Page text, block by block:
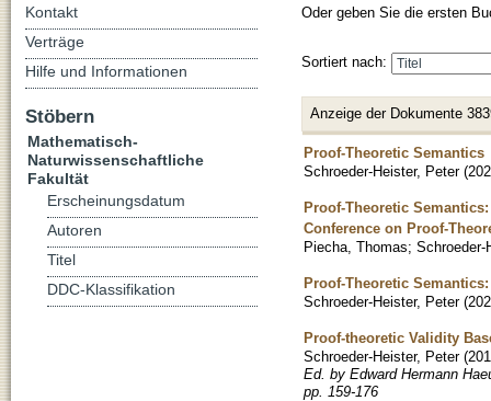
Oder geben Sie die ersten
Sortiert nach:
Anzeige der Dokumente
Proof-Theoretic Semantics
Schroeder-Heister, Peter (
Proof-Theoretic
Conference on Proof-
Piecha, Thomas; Schroeder-
Proof-Theoretic
Schroeder-Heister, Peter (
Proof-theoretic Validity
Schroeder-Heister, Peter (
Ed. by Edward Hermann
pp. 159-176
Kontakt
Verträge
Hilfe und Informationen
Stöbern
Mathematisch-
Naturwissenschaftliche
Fakultät
Erscheinungsdatum
Autoren
Titel
DDC-Klassifikation